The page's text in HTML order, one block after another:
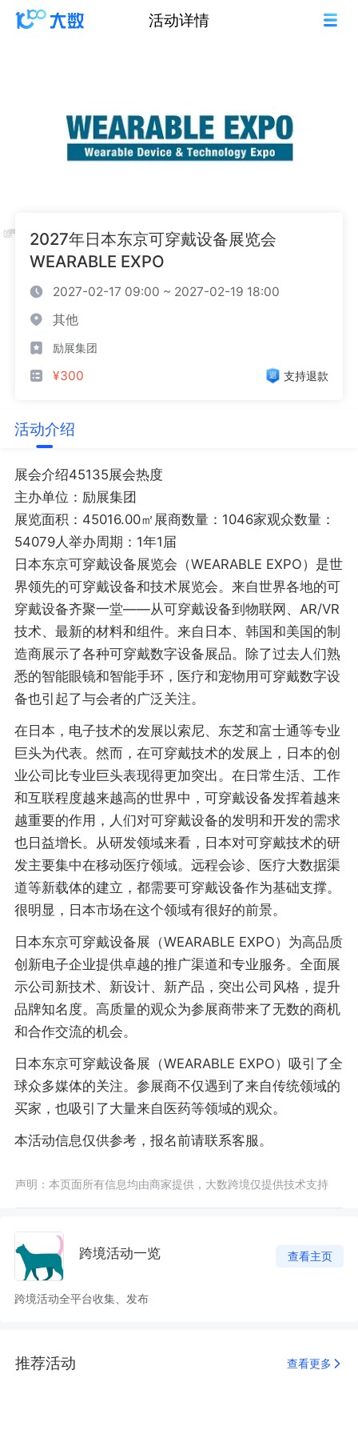
活动详情
2027年日本东京可穿戴设备展览会
WEARABLE EXPO
2027-02-17 09:00 ~ 2027-02-19 18:00
其他
励展集团
¥300 支持退款
活动介绍
展会介绍45135展会热度
主办单位：励展集团
展览面积：45016.00㎡展商数量：1046家观众数量：
54079人举办周期：1年1届
日本东京可穿戴设备展览会（WEARABLE EXPO）是世
界领先的可穿戴设备和技术展览会。来自世界各地的可
穿戴设备齐聚一堂——从可穿戴设备到物联网、AR/VR
技术、最新的材料和组件。来自日本、韩国和美国的制
造商展示了各种可穿戴数字设备展品。除了过去人们熟
悉的智能眼镜和智能手环，医疗和宠物用可穿戴数字设
备也引起了与会者的广泛关注。
在日本，电子技术的发展以索尼、东芝和富士通等专业
巨头为代表。然而，在可穿戴技术的发展上，日本的创
业公司比专业巨头表现得更加突出。在日常生活、工作
和互联程度越来越高的世界中，可穿戴设备发挥着越来
越重要的作用，人们对可穿戴设备的发明和开发的需求
也日益增长。从研发领域来看，日本对可穿戴技术的研
发主要集中在移动医疗领域。远程会诊、医疗大数据渠
道等新载体的建立，都需要可穿戴设备作为基础支撑。
很明显，日本市场在这个领域有很好的前景。
日本东京可穿戴设备展（WEARABLE EXPO）为高品质
创新电子企业提供卓越的推广渠道和专业服务。全面展
示公司新技术、新设计、新产品，突出公司风格，提升
品牌知名度。高质量的观众为参展商带来了无数的商机
和合作交流的机会。
日本东京可穿戴设备展（WEARABLE EXPO）吸引了全
球众多媒体的关注。参展商不仅遇到了来自传统领域的
买家，也吸引了大量来自医药等领域的观众。
本活动信息仅供参考，报名前请联系客服。
声明：本页面所有信息均由商家提供，大数跨境仅提供技术支持
跨境活动一览 查看主页
跨境活动全平台收集、发布
推荐活动 查看更多